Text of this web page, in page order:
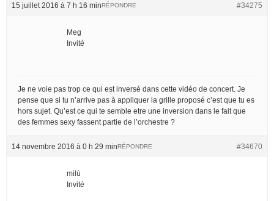
15 juillet 2016 à 7 h 16 min #34275
RÉPONDRE
Meg
Invité
Je ne voie pas trop ce qui est inversé dans cette vidéo de concert. Je
pense que si tu n’arrive pas à appliquer la grille proposé c’est que tu es
hors sujet. Qu’est ce qui te semble etre une inversion dans le fait que
des femmes sexy fassent partie de l’orchestre ?
14 novembre 2016 à 0 h 29 min #34670
RÉPONDRE
milù
Invité